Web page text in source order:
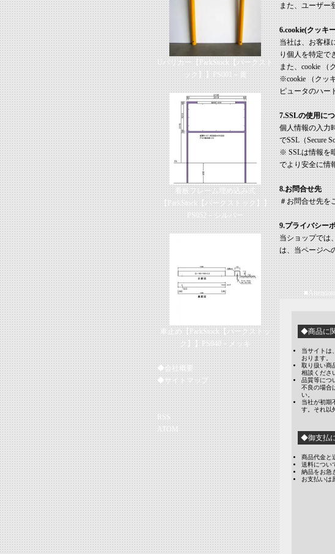
Uバリカー【ParkStock【パークスト
ック】】PS001－黄
看板フレーム埋め込み式
【ParkStock【パークストック】】
PS052－シルバー
車止め【ParkStock【パークストッ
ク】】PS040－メッキ
◆会社概要
◆サイトマップ
RSS
ATOM
また、ユーザー
6.cookie(クッキ
当社は、お客様
り個人を特定で
また、cookie （
※cookie （クッ
ピュータのハー
7.SSLの使用に
個人情報の入力
でSSL（Secure
※ SSLは情報を
でより安全に情
8.お問合せ先
＃お問合せ先を
9.プライバシー
当ショップでは
は、当ページへ
■Attention
◆商品に
当サイトは
おります。
取り扱い商
相談くださ
品質等につ
不良の場合
い。
当社が初期
す。それ以
◆御支払
商品代金と
送料につい
納品をお急
お支払いは